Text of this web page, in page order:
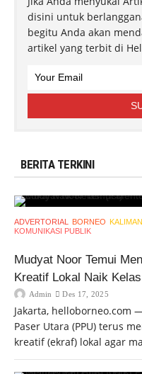
disini untuk
begitu Anda akan
artikel yang terbit di
BERITA TERKINI
ADVERTORIAL BORNEO
KOMUNIKASI PUBLIK
Mudyat Noor Temui
Kreatif Lokal Naik Kelas
Admin Des 17, 2025
Jakarta, helloborneo.com
Paser Utara (PPU) terus
kreatif (ekraf) lokal agar